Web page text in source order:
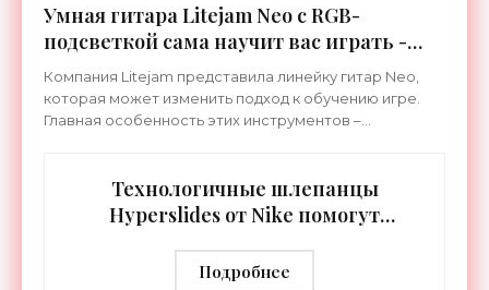
Умная гитара Litejam Neo с RGB-
подсветкой сама научит вас играть -
«Гаджеты»
Компания Litejam представила линейку гитар Neo,
которая может изменить подход к обучению игре.
Главная особенность этих инструментов –
Технологичные шлепанцы
Hyperslides от Nike помогут
тренировки - «Гаджеты»
Подробнее